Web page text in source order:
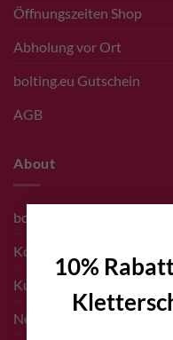
10%
Öffnungszeiten Shop
Abholung vor Ort
bolting.eu Gutschein
AGB
About
bolting.eu Team
Kontakt
Kunden
Newsletter Anmeldung